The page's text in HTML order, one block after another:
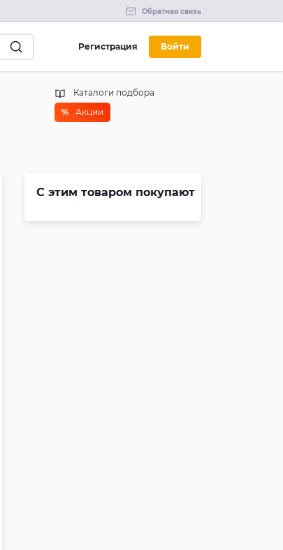
Обратная связь
Регистрация Войти
Каталоги подбора
% Акции
С этим товаром покупают